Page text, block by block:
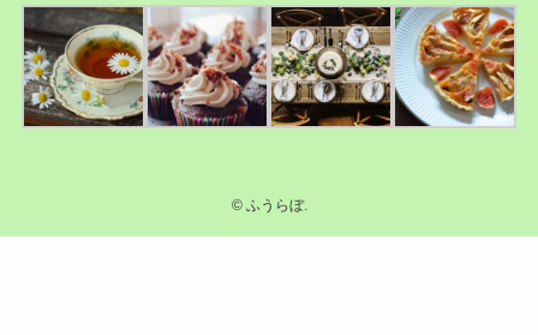
©ふうらぼ.